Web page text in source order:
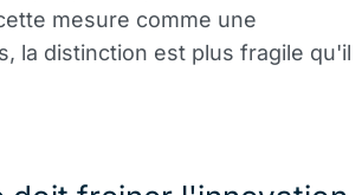
mesure comme une
la distinction est plus fragile qu'il